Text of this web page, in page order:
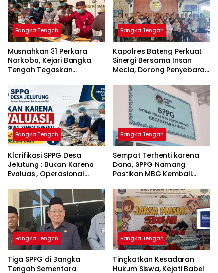
Bangka Tengah
Musnahkan 31 Perkara
Narkoba, Kejari Bangka
Tengah Tegaskan
Kejahatan Hingga Tuntas
Bangka Tengah
‎Kapolres Bateng Perkuat
Sinergi Bersama Insan
Media, Dorong Penyebaran
Layanan Polri 110
Bangka Tengah
‎Klarifikasi SPPG Desa
Jelutung : Bukan Karena
Evaluasi, Operasional
Dana Banper Belum Cair
Bangka Tengah
‎Sempat Terhenti karena
Dana, SPPG Namang
Pastikan MBG Kembali
Bangka Tengah
‎Tiga SPPG di Bangka
Tengah Sementara
Bangka Tengah
Tingkatkan Kesadaran
Hukum Siswa, Kejati Babel